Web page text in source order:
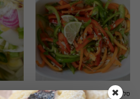
חמוצים סלט פלפלים טרי וצבעוני